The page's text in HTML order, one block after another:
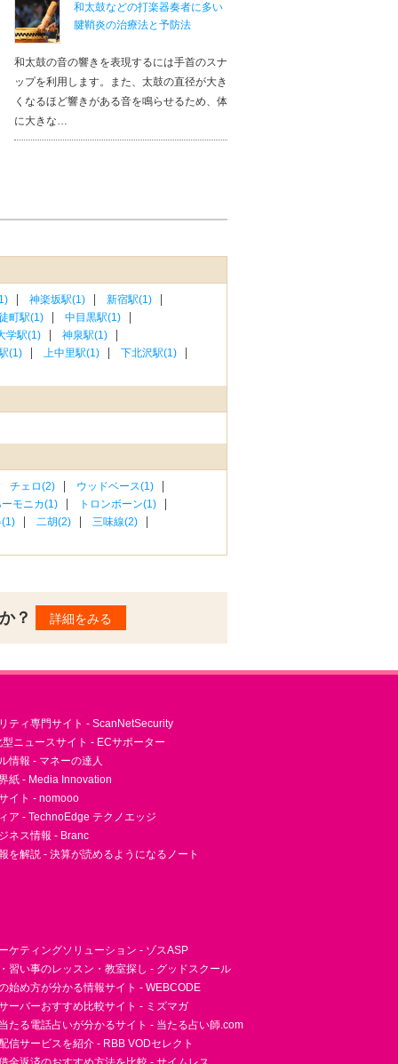
和太鼓などの打楽器奏者に多い
腱鞘炎の治療法と予防法
和太鼓の音の響きを表現するには手首のスナ
ップを利用します。また、太鼓の直径が大き
くなるほど響きがある音を鳴らせるため、体
に大きな…
神楽坂駅(1)
新宿駅(1)
町駅(1)
中目黒駅(1)
学駅(1)
神泉駅(1)
(1) 上中里駅(1)
下北沢駅(1)
チェロ(2)
ウッドベース(1)
モニカ(1)
トロンボーン(1)
(1) 二胡(2)
三味線(2)
？ 詳細をみる
ティ専門サイト - ScanNetSecurity
型ニュースサイト - ECサポーター
情報 - マネーの達人
紙 - Media Innovation
イト - nomooo
ア - TechnoEdge テクノエッジ
ネス情報 - Branc
を解説 - 決算が読めるようになるノート
ケティングソリューション - ゾスASP
習い事のレッスン・教室探し - グッドスクール
始め方が分かる情報サイト - WEBCODE
ーバーおすすめ比較サイト - ミズマガ
たる電話占いが分かるサイト - 当たる占い師.com
信サービスを紹介 - RBB VODセレクト